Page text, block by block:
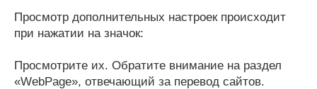
Просмотр дополнительных настроек происходит
при нажатии на значок:
Просмотрите их. Обратите внимание на раздел
«WebPage», отвечающий за перевод сайтов.